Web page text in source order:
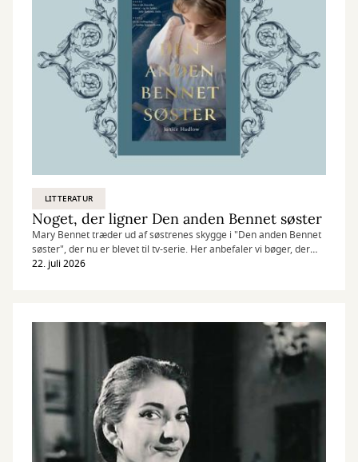
LITTERATUR
Noget, der ligner Den anden Bennet søster
Mary Bennet træder ud af søstrenes skygge i "Den anden Bennet
søster", der nu er blevet til tv-serie. Her anbefaler vi bøger, der
digter videre på Jane Austens klassikere.
22. juli 2026